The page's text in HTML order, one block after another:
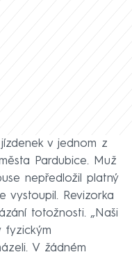
v jednom z
Pardubice. Muž
nepředložil platný
vystoupil. Revizorka
totožnosti. „Naši
fyzickým
V žádném